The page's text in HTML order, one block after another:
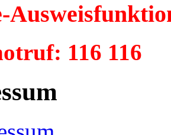
116 116